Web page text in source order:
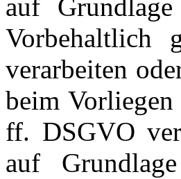
auf
Vorbehaltlich
verarbeiten
beim Vorliegen
ff. DSGVO
auf